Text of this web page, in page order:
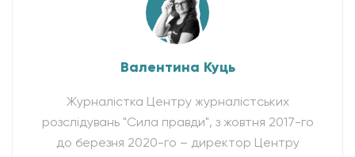
Валентина Куць
Журналістка Центру журналістських
розслідувань "Сила правди", з жовтня 2017-го
до березня 2020-го – директор Центру